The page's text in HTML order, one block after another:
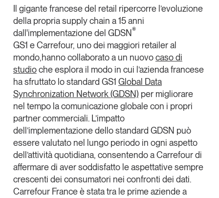
Chi siamo
Newsletter
Contatti
Tendenze Journal
La nostra newsletter nella tua email
Iscriviti
Il gigante francese del retail ripercorre l’evoluzione
della propria supply chain a 15 anni
dall'implementazione del GDSN®
GS1 e Carrefour, uno dei maggiori retailer al
mondo,hanno collaborato a un nuovocaso di
studioche esplora il modo in cui l’azienda francese
ha sfruttato lo standard GS1 Global Data
Synchronization Network (GDSN) per migliorare
nel tempo la comunicazione globale con i propri
partner commerciali. L’impatto
dell’implementazione dello standard GDSN può
essere valutato nel lungo periodo in ogni aspetto
dell’attività quotidiana, consentendo a Carrefour di
affermare di aver soddisfatto le aspettative sempre
crescenti dei consumatori nei confronti dei dati.
Carrefour France è stata tra le prime aziende a